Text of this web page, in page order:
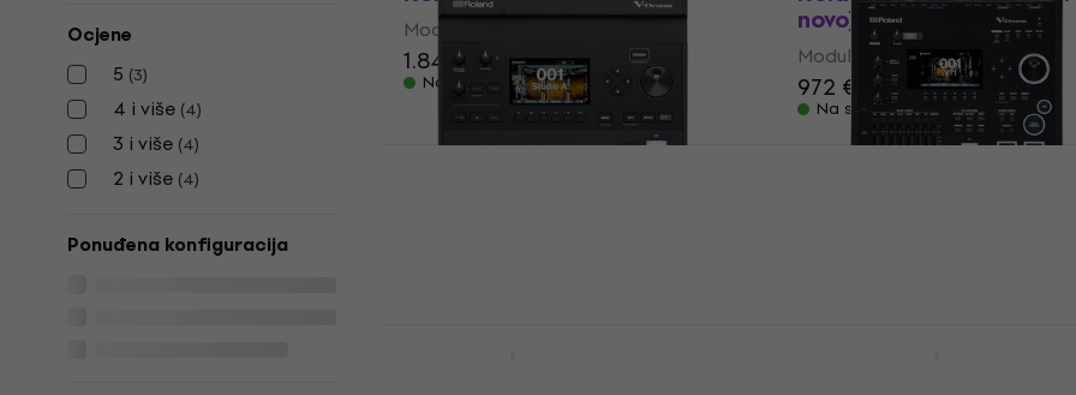
Ocjene
5 (3)
4 i više (4)
3 i više (4)
2 i više (4)
Ponuđena konfiguracija
Modul
1.849 €
Na skladištu
novo)
Modul
972 € 989,01 €
Na skladištu